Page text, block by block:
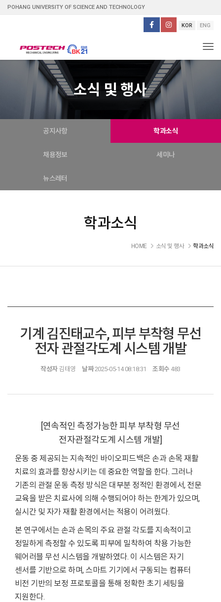
POHANG UNIVERSITY OF SCIENCE AND TECHNOLOGY
KOR ENG
소식 및 행사
공지사항 학과소식
채용정보 세미나
뉴스레터
학과소식
HOME 소식 및 행사 학과소식
기계 김진태교수, 피부 부착형 무선
전자 관절각도계 시스템 개발
작성자김태영 날짜2025-05-14 08:18:31 조회수 483
[연속적인 측정가능한 피부 부착형 무선
전자관절각도계 시스템 개발]
운동 중 제공되는 지속적인 바이오피드백은 손과 손목 재활
치료의 효과를 향상시키는 데 중요한 역할을 한다. 그러나
기존의 관절 운동 측정 방식은 대부분 정적인 환경에서, 전문
교육을 받은 치료사에 의해 수행되어야 하는 한계가 있으며,
실시간 및 자가 재활 환경에서는 적용이 어려웠다.
본 연구에서는 손과 손목의 주요 관절 각도를 지속적이고
정밀하게 측정할 수 있도록 피부에 밀착하여 착용 가능한
웨어러블 무선 시스템을 개발하였다. 이 시스템은 자기
센서를 기반으로 하며, 스마트 기기에서 구동되는 컴퓨터
비전 기반의 보정 프로토콜을 통해 정확한 초기 세팅을
지원한다.